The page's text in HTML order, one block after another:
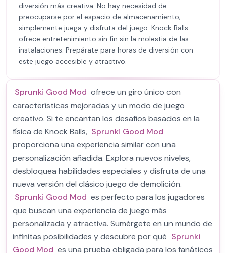
diversión más creativa. No hay necesidad de
preocuparse por el espacio de almacenamiento;
simplemente juega y disfruta del juego. Knock Balls
ofrece entretenimiento sin fin sin la molestia de las
instalaciones. Prepárate para horas de diversión con
este juego accesible y atractivo.
Sprunki Good Mod ofrece un giro único con
características mejoradas y un modo de juego
creativo. Si te encantan los desafíos basados en la
física de Knock Balls, Sprunki Good Mod
proporciona una experiencia similar con una
personalización añadida. Explora nuevos niveles,
desbloquea habilidades especiales y disfruta de una
nueva versión del clásico juego de demolición.
Sprunki Good Mod es perfecto para los jugadores
que buscan una experiencia de juego más
personalizada y atractiva. Sumérgete en un mundo de
infinitas posibilidades y descubre por qué Sprunki
Good Mod es una prueba obligada para los fanáticos